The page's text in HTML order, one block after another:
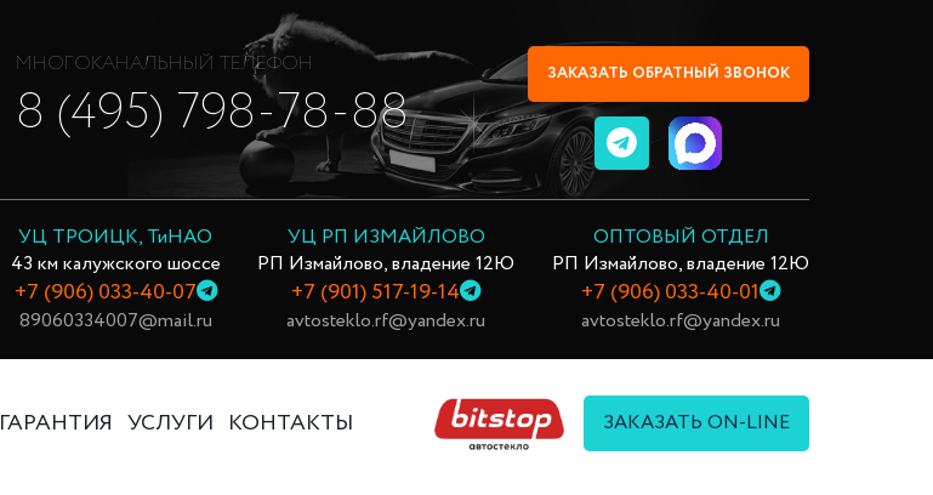
МНОГОКАНАЛЬНЫЙ ТЕЛЕФОН
8 (495) 798-78-88
ЗАКАЗАТЬ ОБРАТНЫЙ ЗВОНОК
УЦ ТРОИЦК, ТиНАО
43 км калужского шоссе
+7 (906) 033-40-07
89060334007@mail.ru
УЦ РП ИЗМАЙЛОВО
РП Измайлово, владение 12Ю
+7 (901) 517-19-14
avtosteklo.rf@yandex.ru
ОПТОВЫЙ ОТДЕЛ
РП Измайлово, владение 12Ю
+7 (906) 033-40-01
avtosteklo.rf@yandex.ru
ГАРАНТИЯ УСЛУГИ КОНТАКТЫ ЗАКАЗАТЬ ON-LINE